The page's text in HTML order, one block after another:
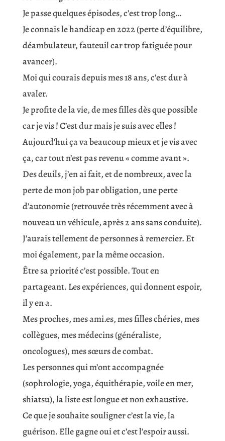
Je passe quelques épisodes, c’est trop long…
Je connais le handicap en 2022 (perte d’équilibre,
déambulateur, fauteuil car trop fatiguée pour
avancer).
Moi qui courais depuis mes 18 ans, c’est dur à
avaler.
Je profite de la vie, de mes filles dès que possible
car je vis ! C’est dur mais je suis avec elles !
Aujourd’hui ça va beaucoup mieux et je vis avec
ça, car tout n’est pas revenu « comme avant ».
Des deuils, j’en ai fait, et de nombreux, avec la
perte de mon job par obligation, une perte
d’autonomie (retrouvée très récemment avec à
nouveau un véhicule, après 2 ans sans conduite).
J’aurais tellement de personnes à remercier. Et
moi également, par la même occasion.
Être sa priorité c’est possible. Tout en
partageant. Les expériences, qui donnent espoir,
il y en a.
Mes proches, mesami.es, mes filles chéries, mes
collègues, mes médecins (généraliste,
oncologues), mes sœurs de combat.
Les personnes qui m’ont accompagnée
(sophrologie, yoga, équithérapie, voile en mer,
shiatsu), la liste est longue et non exhaustive.
Ce que je souhaite souligner c’est la vie, la
guérison. Elle gagne oui et c’est l’espoir aussi.